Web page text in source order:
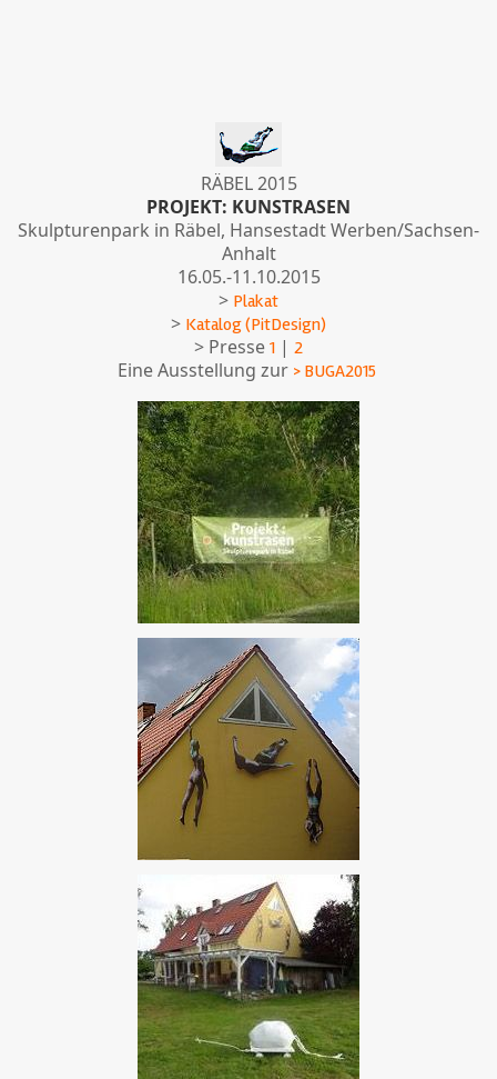
RÄBEL 2015
PROJEKT: KUNSTRASEN
Skulpturenpark in Räbel, Hansestadt Werben/Sachsen-
Anhalt
16.05.-11.10.2015
> Plakat
> Katalog (PitDesign)
> Presse 1 | 2
Eine Ausstellung zur > BUGA2015